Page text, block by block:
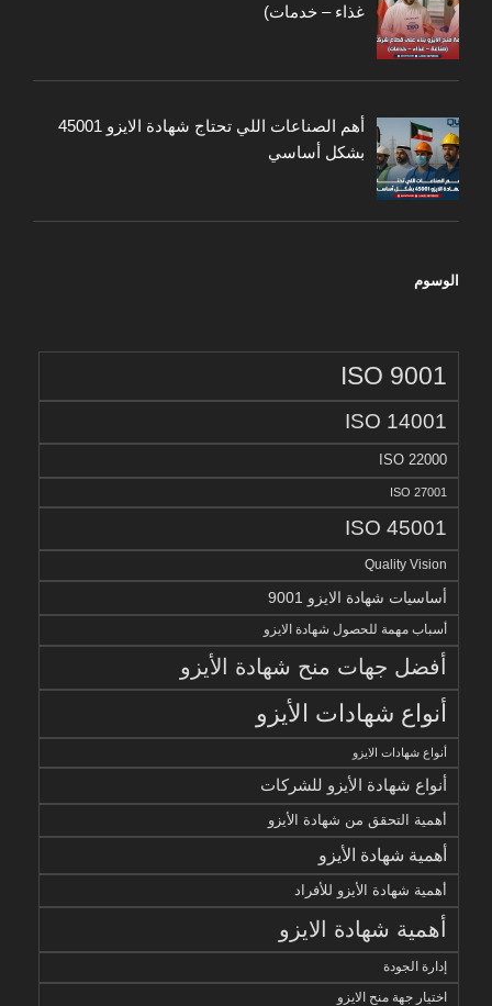
غذاء – خدمات)
أهم الصناعات اللي تحتاج شهادة الايزو 45001
بشكل أساسي
الوسوم
ISO 9001
ISO 14001
ISO 22000
ISO 27001
ISO 45001
Quality Vision
أساسيات شهادة الايزو 9001
أسباب مهمة للحصول شهادة الايزو
أفضل جهات منح شهادة الأيزو
أنواع شهادات الأيزو
أنواع شهادات الايزو
أنواع شهادة الأيزو للشركات
أهمية التحقق من شهادة الأيزو
أهمية شهادة الأيزو
أهمية شهادة الأيزو للأفراد
أهمية شهادة الايزو
إدارة الجودة
اختيار جهة منح الايزو